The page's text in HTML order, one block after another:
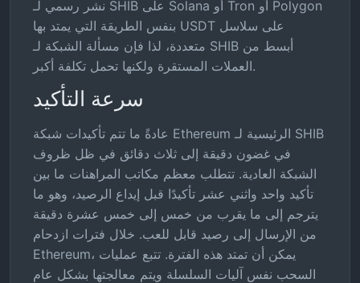
نشر رسمي لـ SHIB على Solana أو Tron أو Polygon
بنفس الطريقة التي يمتد بها USDT على سلاسل
متعددة، لذا فإن مسألة الشبكة لـ SHIB أبسط من
العملات المستقرة ولكنها تحمل تكلفة أكبر.
سرعة التأكيد
عادةً ما تتم تأكيدات شبكة Ethereum الرئيسية لـ SHIB
في غضون دقيقة إلى ثلاث دقائق في ظل ظروف
الشبكة العادية. تتطلب معظم مكاتب المراهنات ما بين
تأكيد واحد واثني عشر تأكيدًا قبل إيداع الرصيد، وهو ما
يترجم إلى ما يقرب من خمس إلى خمس عشرة دقيقة
من الإرسال إلى رصيد قابل للعب. خلال فترات ازدحام
Ethereum، يمكن أن تمتد هذه الفترة. تتبع عمليات
السحب نفس آليات السلسلة ويتم معالجتها بشكل عام